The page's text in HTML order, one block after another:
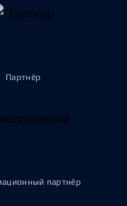
Партнёр
партнёр